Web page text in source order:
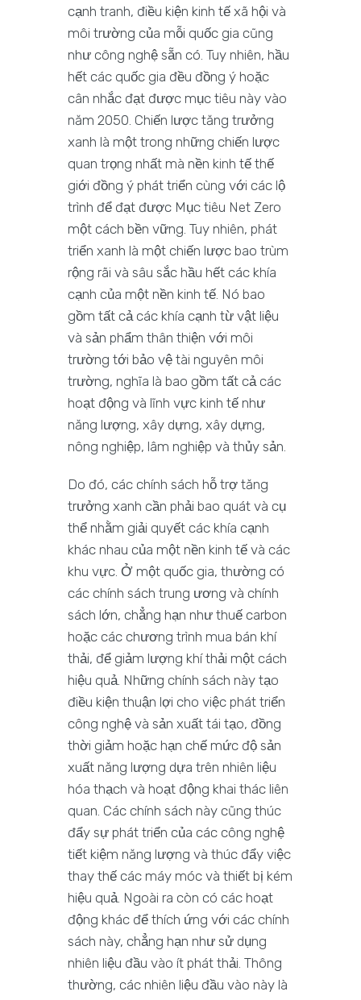
cạnh tranh, điều kiện kinh tế xã hội và
môi trường của mỗi quốc gia cũng
như công nghệ sẵn có. Tuy nhiên, hầu
hết các quốc gia đều đồng ý hoặc
cân nhắc đạt được mục tiêu này vào
năm 2050. Chiến lược tăng trưởng
xanh là một trong những chiến lược
quan trọng nhất mà nền kinh tế thế
giới đồng ý phát triển cùng với các lộ
trình để đạt được Mục tiêu Net Zero
một cách bền vững. Tuy nhiên, phát
triển xanh là một chiến lược bao trùm
rộng rãi và sâu sắc hầu hết các khía
cạnh của một nền kinh tế. Nó bao
gồm tất cả các khía cạnh từ vật liệu
và sản phẩm thân thiện với môi
trường tới bảo vệ tài nguyên môi
trường, nghĩa là bao gồm tất cả các
hoạt động và lĩnh vực kinh tế như
năng lượng, xây dựng, xây dựng,
nông nghiệp, lâm nghiệp và thủy sản.
Do đó, các chính sách hỗ trợ tăng
trưởng xanh cần phải bao quát và cụ
thể nhằm giải quyết các khía cạnh
khác nhau của một nền kinh tế và các
khu vực. Ở một quốc gia, thường có
các chính sách trung ương và chính
sách lớn, chẳng hạn như thuế carbon
hoặc các chương trình mua bán khí
thải, để giảm lượng khí thải một cách
hiệu quả. Những chính sách này tạo
điều kiện thuận lợi cho việc phát triển
công nghệ và sản xuất tái tạo, đồng
thời giảm hoặc hạn chế mức độ sản
xuất năng lượng dựa trên nhiên liệu
hóa thạch và hoạt động khai thác liên
quan. Các chính sách này cũng thúc
đẩy sự phát triển của các công nghệ
tiết kiệm năng lượng và thúc đẩy việc
thay thế các máy móc và thiết bị kém
hiệu quả. Ngoài ra còn có các hoạt
động khác để thích ứng với các chính
sách này, chẳng hạn như sử dụng
nhiên liệu đầu vào ít phát thải. Thông
thường, các nhiên liệu đầu vào này là